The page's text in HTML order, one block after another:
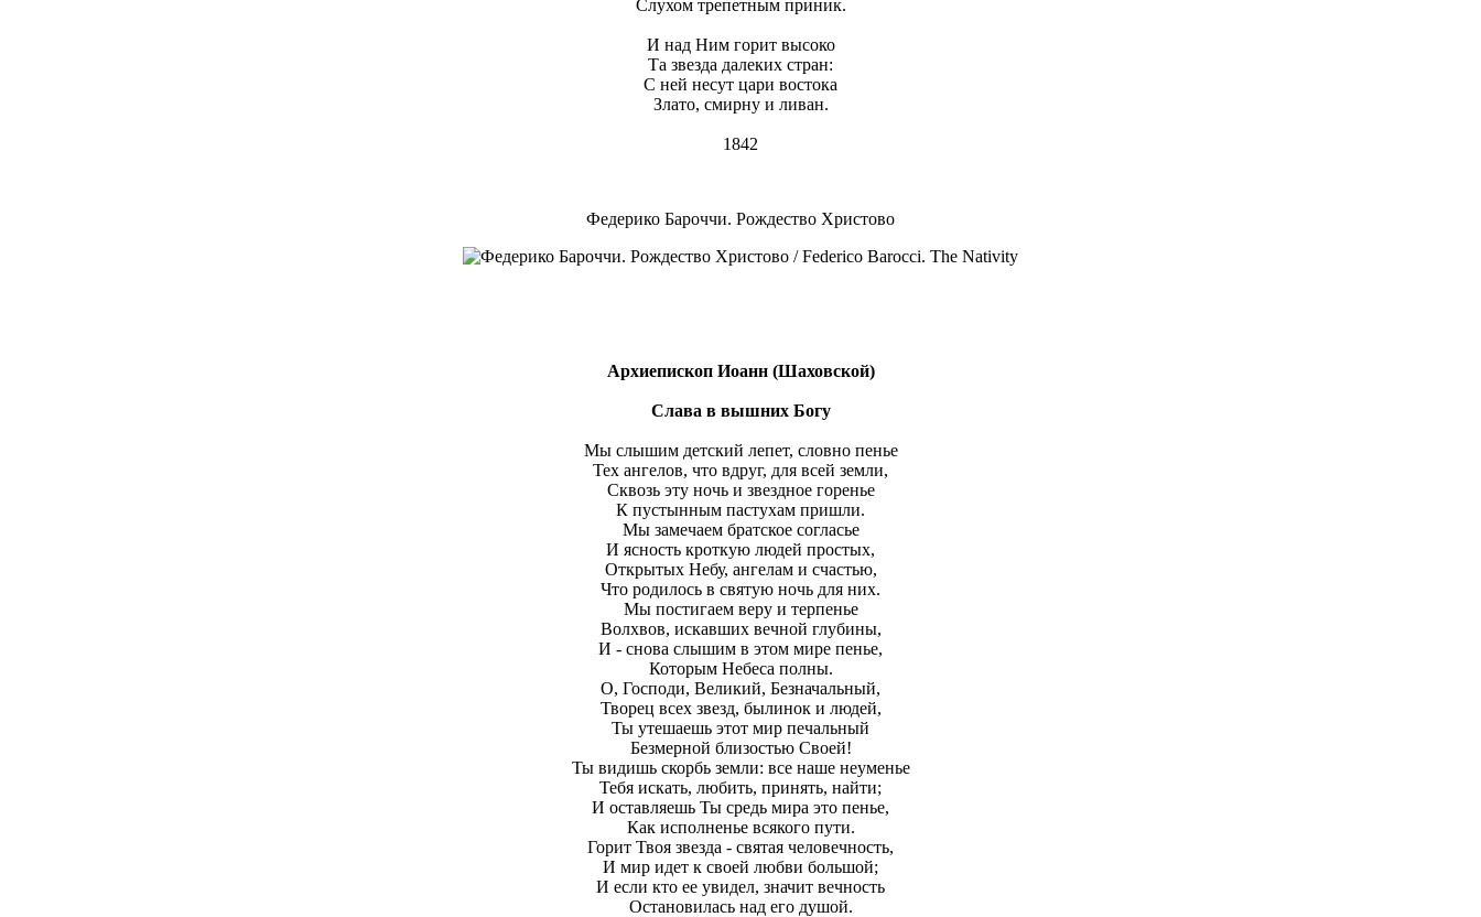
Слухом трепетным приник.
И над Ним горит высоко
Та звезда далеких стран:
С ней несут цари востока
Злато, смирну и ливан.
1842
Федерико Бароччи. Рождество Христово
Архиепископ Иоанн (Шаховской)
Слава в вышних Богу
Мы слышим детский лепет, словно пенье
Тех ангелов, что вдруг, для всей земли,
Сквозь эту ночь и звездное горенье
К пустынным пастухам пришли.
Мы замечаем братское согласье
И ясность кроткую людей простых,
Открытых Небу, ангелам и счастью,
Что родилось в святую ночь для них.
Мы постигаем веру и терпенье
Волхвов, искавших вечной глубины,
И - снова слышим в этом мире пенье,
Которым Небеса полны.
О, Господи, Великий, Безначальный,
Творец всех звезд, былинок и людей,
Ты утешаешь этот мир печальный
Безмерной близостью Своей!
Ты видишь скорбь земли: все наше неуменье
Тебя искать, любить, принять, найти;
И оставляешь Ты средь мира это пенье,
Как исполненье всякого пути.
Горит Твоя звезда - святая человечность,
И мир идет к своей любви большой;
И если кто ее увидел, значит вечность
Остановилась над его душой.